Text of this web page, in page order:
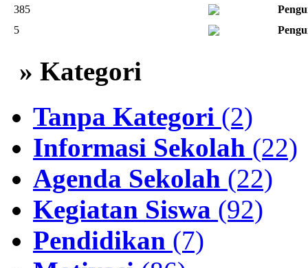
385
5
» Kategori
Tanpa Kategori (2)
Informasi Sekolah (22)
Agenda Sekolah (22)
Kegiatan Siswa (92)
Pendidikan (7)